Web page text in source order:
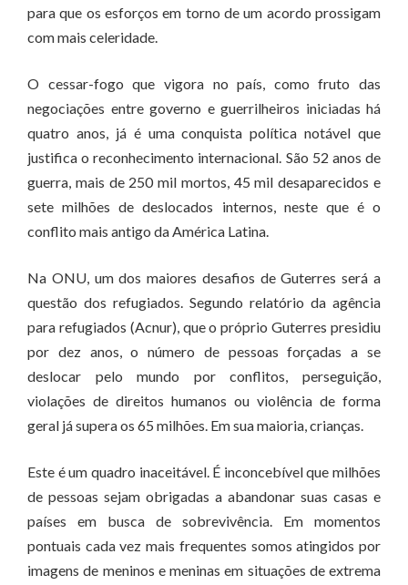
para que os esforços em torno de um acordo prossigam
com mais celeridade.
O cessar-fogo que vigora no país, como fruto das
negociações entre governo e guerrilheiros iniciadas há
quatro anos, já é uma conquista política notável que
justifica o reconhecimento internacional. São 52 anos de
guerra, mais de 250 mil mortos, 45 mil desaparecidos e
sete milhões de deslocados internos, neste que é o
conflito mais antigo da América Latina.
Na ONU, um dos maiores desafios de Guterres será a
questão dos refugiados. Segundo relatório da agência
para refugiados (Acnur), que o próprio Guterres presidiu
por dez anos, o número de pessoas forçadas a se
deslocar pelo mundo por conflitos, perseguição,
violações de direitos humanos ou violência de forma
geral já supera os 65 milhões. Em sua maioria, crianças.
Este é um quadro inaceitável. É inconcebível que milhões
de pessoas sejam obrigadas a abandonar suas casas e
países em busca de sobrevivência. Em momentos
pontuais cada vez mais frequentes somos atingidos por
imagens de meninos e meninas em situações de extrema